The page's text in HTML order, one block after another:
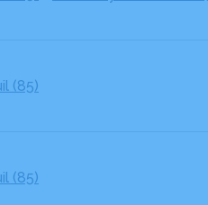
(85)
(85)